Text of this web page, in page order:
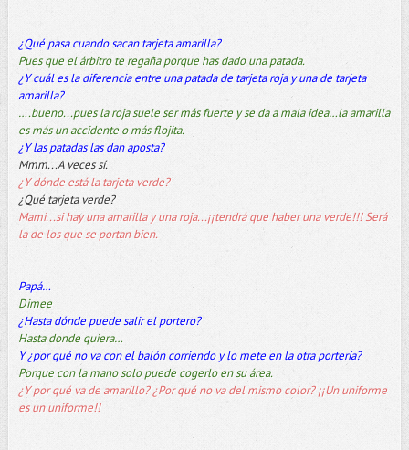
¿Qué pasa cuando sacan tarjeta amarilla?
Pues que el árbitro te regaña porque has dado una patada.
¿Y cuál es la diferencia entre una patada de tarjeta roja y una de tarjeta
amarilla?
….bueno...pues la roja suele ser más fuerte y se da a mala idea…la amarilla
es más un accidente o más flojita.
¿Y las patadas las dan aposta?
Mmm...A veces sí.
¿Y dónde está la tarjeta verde?
¿Qué tarjeta verde?
Mami...si hay una amarilla y una roja...¡¡tendrá que haber una verde!!! Será
la de los que se portan bien.
Papá…
Dimee
¿Hasta dónde puede salir el portero?
Hasta donde quiera…
Y ¿por qué no va con el balón corriendo y lo mete en la otra portería?
Porque con la mano solo puede cogerlo en su área.
¿Y por qué va de amarillo? ¿Por qué no va del mismo color? ¡¡Un uniforme
es un uniforme!!